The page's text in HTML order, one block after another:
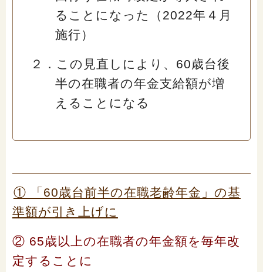
ることになった（2022年４月
施行）
２．この見直しにより、60歳台後
半の在職者の年金支給額が増
えることになる
① 「60歳台前半の在職老齢年金」の基
準額が引き上げに
② 65歳以上の在職者の年金額を毎年改
定することに